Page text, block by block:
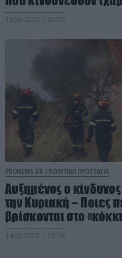
15.06.2025 | 20:00
PRONEWS.GR / ΠΟΛΙΤΙΚΗ ΠΡΟΣΤΑΣΙΑ
Αυξημένος ο
την Κυριακή – Ποιες
βρίσκονται στο
14.06.2025 | 15:18